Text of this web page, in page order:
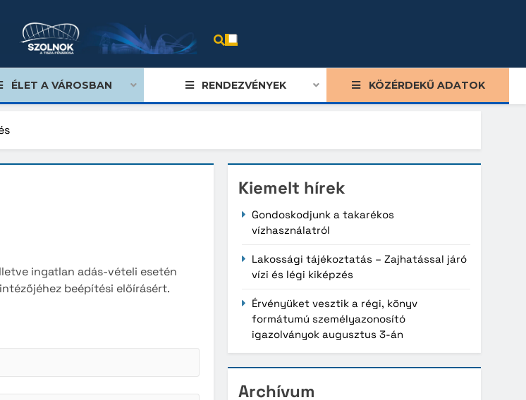
ÉLET A VÁROSBAN RENDEZVÉNYEK KÖZÉRDEKŰ ADATOK
ingatlan adás-vételi esetén
beépítési előírásért.
Kiemelt hírek
Gondoskodjunk a takarékos
vízhasználatról
Lakossági tájékoztatás – Zajhatással járó
vízi és légi kiképzés
Érvényüket vesztik a régi, könyv
formátumú személyazonosító
igazolványok augusztus 3-án
Archívum